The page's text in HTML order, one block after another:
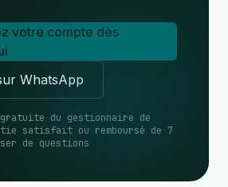
votre compte dès
WhatsApp
du gestionnaire de
satisfait ou remboursé de 7
de questions